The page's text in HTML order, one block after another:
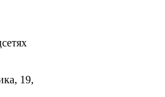
19,